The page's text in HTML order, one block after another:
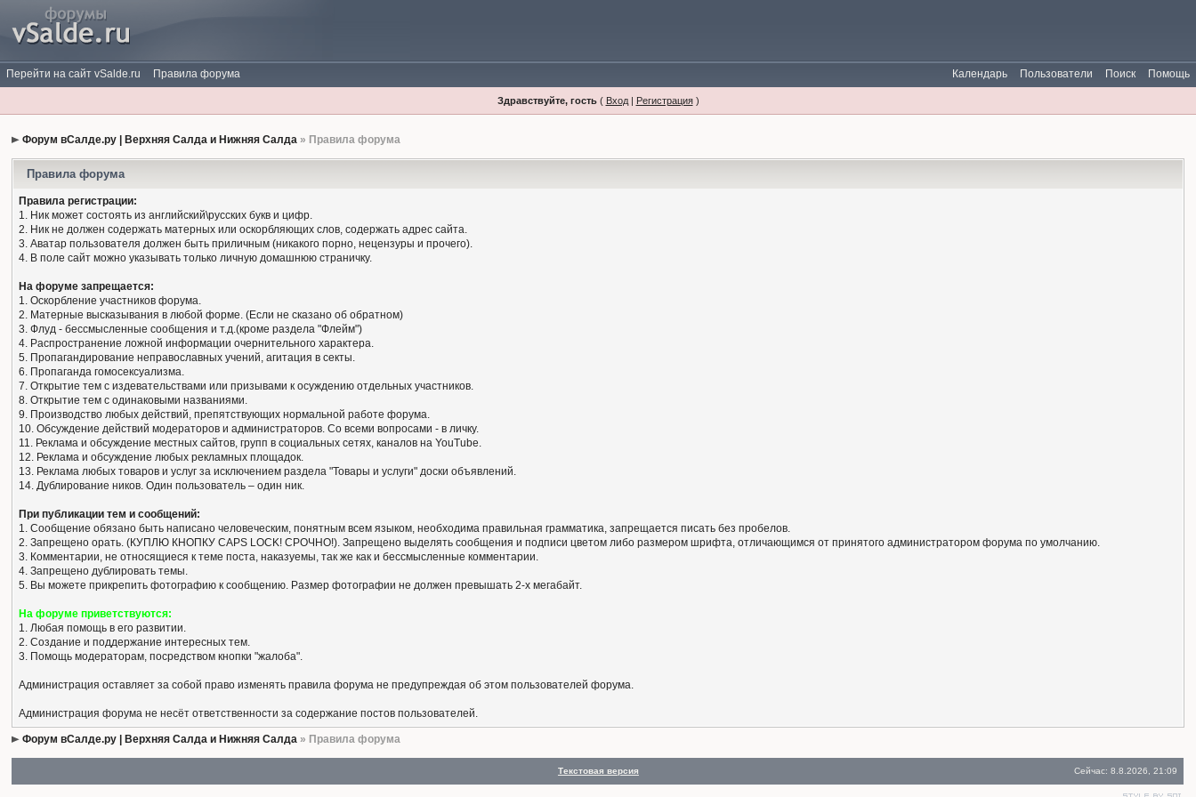
Перейти на сайт vSalde.ru Правила форума Помощь
Поиск
Пользователи
Календарь
Здравствуйте, гость( Вход| Регистрация)
Форум вСалде.ру | Верхняя Салда и Нижняя Салда » Правила форума
Правила форума
Правила регистрации:
1. Ник может состоять из английский\русских букв и цифр.
2. Ник не должен содержать матерных или оскорбляющих слов, содержать адрес сайта.
3. Аватар пользователя должен быть приличным (никакого порно, нецензуры и прочего).
4. В поле сайт можно указывать только личную домашнюю страничку.
На форуме запрещается:
1. Оскорбление участников форума.
2. Матерные высказывания в любой форме. (Если не сказано об обратном)
3. Флуд - бессмысленные сообщения и т.д.(кроме раздела "Флейм")
4. Распространение ложной информации очернительного характера.
5. Пропагандирование неправославных учений, агитация в секты.
6. Пропаганда гомосексуализма.
7. Открытие тем с издевательствами или призывами к осуждению отдельных участников.
8. Открытие тем с одинаковыми названиями.
9. Производство любых действий, препятствующих нормальной работе форума.
10. Обсуждение действий модераторов и администраторов. Со всеми вопросами - в личку.
11. Реклама и обсуждение местных сайтов, групп в социальных сетях, каналов на YouTube.
12. Реклама и обсуждение любых рекламных площадок.
13. Реклама любых товаров и услуг за исключением раздела "Товары и услуги" доски объявлений.
14. Дублирование ников. Один пользователь – один ник.
При публикации тем и сообщений:
1. Сообщение обязано быть написано человеческим, понятным всем языком, необходима правильная грамматика, запрещается писать без пробелов.
2. Запрещено орать. (КУПЛЮ КНОПКУ CAPS LOCK! СРОЧНО!). Запрещено выделять сообщения и подписи цветом либо размером шрифта, отличающимся от принятого администратором форума по умолчанию.
3. Комментарии, не относящиеся к теме поста, наказуемы, так же как и бессмысленные комментарии.
4. Запрещено дублировать темы.
5. Вы можете прикрепить фотографию к сообщению. Размер фотографии не должен превышать 2-х мегабайт.
На форуме приветствуются:
1. Любая помощь в его развитии.
2. Создание и поддержание интересных тем.
3. Помощь модераторам, посредством кнопки "жалоба".
Администрация оставляет за собой право изменять правила форума не предупреждая об этом пользователей форума.
Администрация форума не несёт ответственности за содержание постов пользователей.
Форум вСалде.ру | Верхняя Салда и Нижняя Салда » Правила форума
Текстовая версия Сейчас: 8.8.2026, 21:09